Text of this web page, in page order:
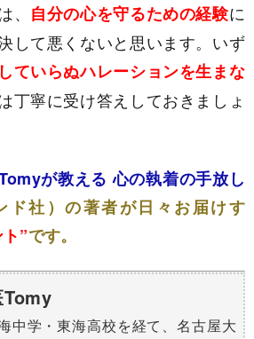
自分の心を守るための経験に
して悪くないと思います。いず
ていらぬハレーションを生まな
丁寧に受け答えしておきましょ
が教える 心の執着の手放し
ド社）の著者が日々お届けす
”です。
中学・東海高校を経て、名古屋大